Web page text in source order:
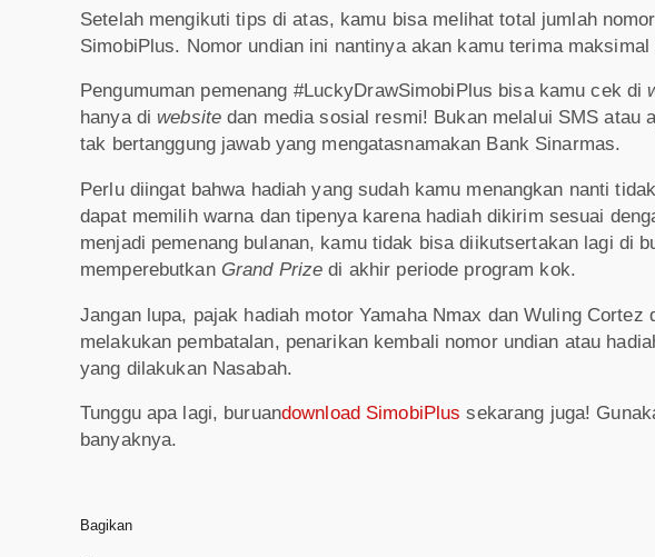
Setelah mengikuti tips di atas, kamu bisa melihat total jumlah
SimobiPlus. Nomor undian ini nantinya akan kamu terima
Pengumuman pemenang #LuckyDrawSimobiPlus bisa kamu cek di
hanya di website dan media sosial resmi! Bukan melalui SMS atau
tak bertanggung jawab yang mengatasnamakan Bank Sinarmas.
Perlu diingat bahwa hadiah yang sudah kamu menangkan nanti
dapat memilih warna dan tipenya karena hadiah dikirim sesuai
menjadi pemenang bulanan, kamu tidak bisa diikutsertakan lagi di
memperebutkan Grand Prizedi akhir periode program kok.
Jangan lupa, pajak hadiah motor Yamaha Nmax dan Wuling
melakukan pembatalan, penarikan kembali nomor undian atau
yang dilakukan Nasabah.
Tunggu apa lagi, buruandownload SimobiPlus sekarang juga!
banyaknya.
Bagikan